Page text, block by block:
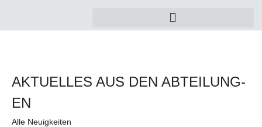
AKTUELLES AUS DEN AB­TEI­LUNG­
EN
Alle Neuigkeiten